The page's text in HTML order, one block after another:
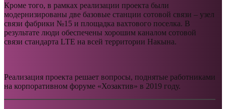
Кроме того, в рамках реализации проекта были
модернизированы две базовые станции сотовой связи – узел
связи фабрики №15 и площадка вахтового поселка. В
результате люди обеспечены хорошим каналом сотовой
связи стандарта LTE на всей территории Накына.
Реализация проекта решает вопросы, поднятые работниками
на корпоративном форуме «Хозактив» в 2019 году.